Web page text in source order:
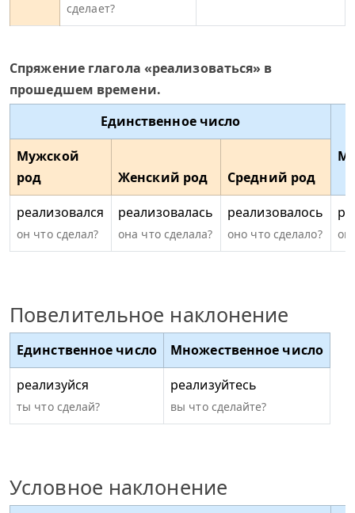
сделает?
Спряжение глагола «реализоваться» в
прошедшем времени.
Единственное число
Мужской
род
Женский род
Средний род
реализовался
он что сделал?
реализовалась
она что сделала?
реализовалось
оно что сделало?
Повелительное наклонение
Единственное число
Множественное число
реализуйся
ты что сделай?
реализуйтесь
вы что сделайте?
Условное наклонение